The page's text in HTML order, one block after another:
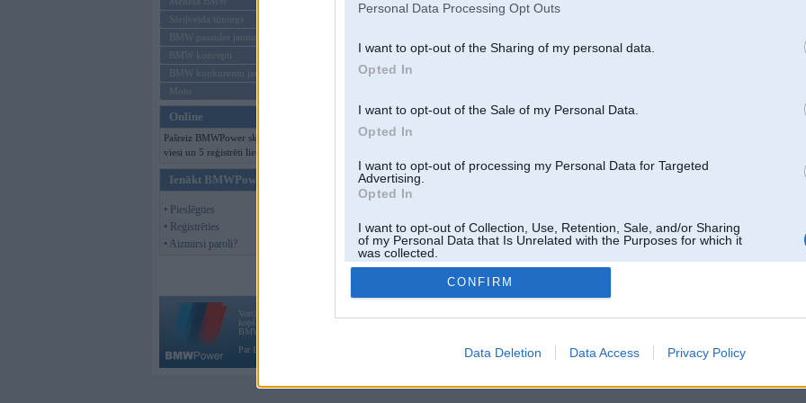
Personal Data Processing Opt Outs
I want to opt-out of the Sharing of my personal data.
Opted In
I want to opt-out of the Sale of my Personal Data.
Opted In
I want to opt-out of processing my Personal Data for Targeted
Advertising.
Opted In
I want to opt-out of Collection, Use, Retention, Sale, and/or Sharing
of my Personal Data that Is Unrelated with the Purposes for which it
was collected.
Opted Out
CONFIRM
Data Deletion Data Access Privacy Policy
Sērijveida tūnings
BMW pasaules jaunumi
BMW koncepti
BMW konkurentu jaunumi
Moto
Online
Pašreiz BMWPower skatās 269
viesi un 5 reģistrēti lietotāji.
Ienākt BMWPower
• Pieslēgties
• Reģistrēties
• Aizmirsi paroli?
Vortāls BMWPower.lv darbojas
kopš 2002. gada 14. maija. Tas nav auto klubs un nav saistīts ar
BMW AG.
Par BMWPower